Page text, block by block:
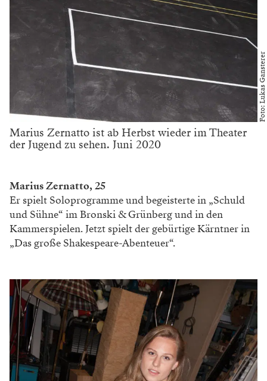
Foto: Lukas Gansterer
Marius Zernatto ist ab Herbst wieder im Theater
der Jugend zu sehen. Juni 2020
Marius Zernatto, 25
Er spielt Soloprogramme und begeisterte in „Schuld
und Sühne“ im Bronski & Grünberg und in den
Kammerspielen. Jetzt spielt der gebürtige Kärntner in
„Das große Shakespeare-Abenteuer“.